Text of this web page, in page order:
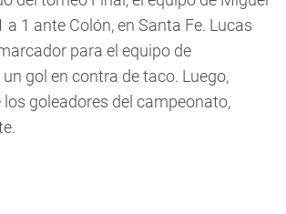
a 1 ante Colón, en Santa Fe. Lucas
para el equipo de
gol en contra de taco. Luego,
los goleadores del campeonato,